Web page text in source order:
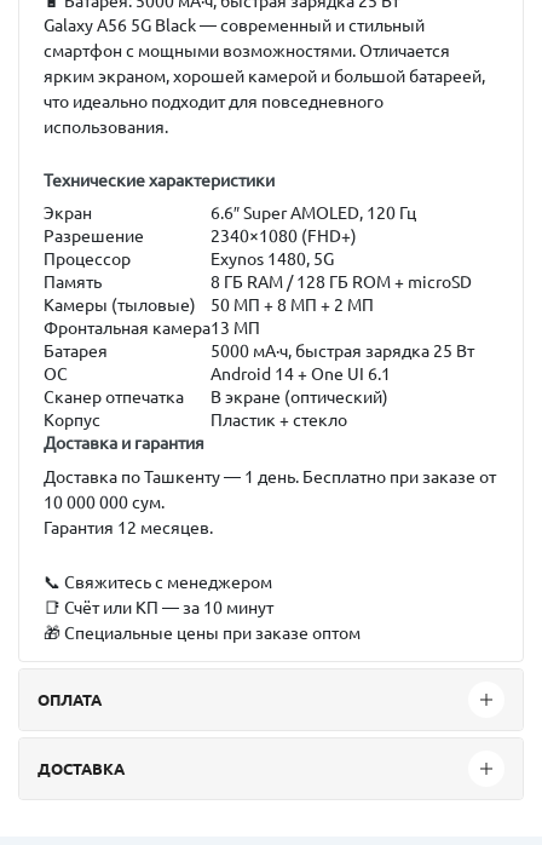
Galaxy A56 5G Black— современный и стильный
смартфон с мощными возможностями. Отличается
ярким экраном, хорошей камерой и большой батареей,
что идеально подходит для повседневного
использования.
Технические характеристики
Экран
6.6″ Super AMOLED, 120 Гц
Разрешение
2340×1080 (FHD+)
Процессор
Exynos 1480, 5G
Память
8 ГБ RAM / 128 ГБ ROM + microSD
Камеры (тыловые)
50 МП + 8 МП + 2 МП
Фронтальная камера13 МП
Батарея
5000 мА·ч, быстрая зарядка 25 Вт
ОС
Android 14 + One UI 6.1
Сканер отпечатка
В экране (оптический)
Корпус
Пластик + стекло
Доставка и гарантия
Доставка по Ташкенту — 1 день. Бесплатно при заказе от
10 000 000 сум.
Гарантия 12 месяцев.
📞 Свяжитесь с менеджером
📑 Счёт или КП — за 10 минут
🎁 Специальные цены при заказе оптом
ОПЛАТА
ДОСТАВКА